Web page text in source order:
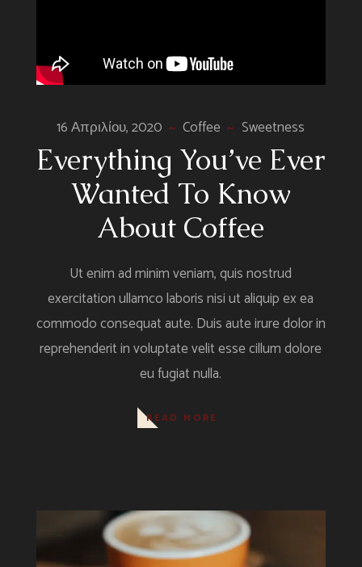
16 Απριλίου, 2020 Coffee Sweetness
Everything You’ve Ever
Wanted To Know
About Coffee
Ut enim ad minim veniam, quis nostrud
exercitation ullamco laboris nisi ut aliquip ex ea
commodo consequat aute. Duis aute irure dolor in
reprehenderit in voluptate velit esse cillum dolore
eu fugiat nulla.
READ MORE